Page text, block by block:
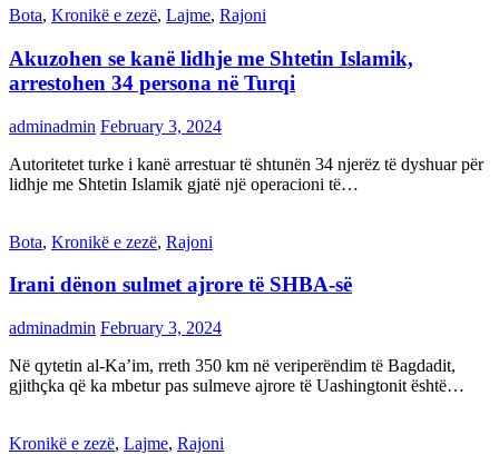
Bota, Kronikë e zezë, Lajme, Rajoni
Akuzohen se kanë lidhje me Shtetin Islamik,
arrestohen 34 persona në Turqi
adminadmin February 3, 2024
Autoritetet turke i kanë arrestuar të shtunën 34 njerëz të dyshuar për
lidhje me Shtetin Islamik gjatë një operacioni të…
Bota, Kronikë e zezë, Rajoni
Irani dënon sulmet ajrore të SHBA-së
adminadmin February 3, 2024
Në qytetin al-Ka’im, rreth 350 km në veriperëndim të Bagdadit,
gjithçka që ka mbetur pas sulmeve ajrore të Uashingtonit është…
Kronikë e zezë, Lajme, Rajoni